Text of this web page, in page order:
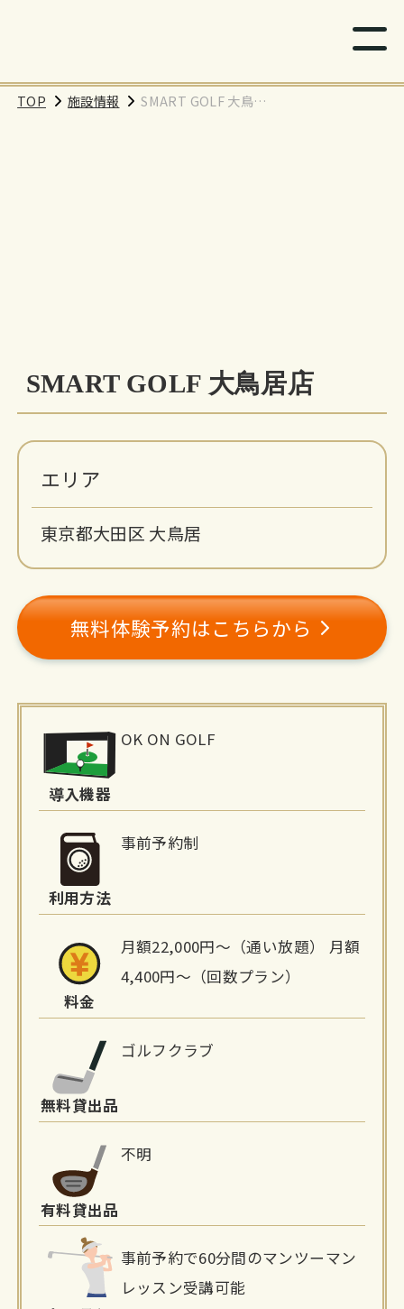
TOP 施設情報
SMART GOLF 大鳥居
SMART GOLF 大鳥居店
エリア
東京都大田区 大鳥居
無料体験予約はこちらから
報
導入機器
OK ON GOLF
利用方法
事前予約制
料金
月額22,000円〜（通い放題） 月額
4,400円〜（回数プラン）
無料貸出品
ゴルフクラブ
有料貸出品
不明
事前予約で60分間のマンツーマン
レッスン受講可能